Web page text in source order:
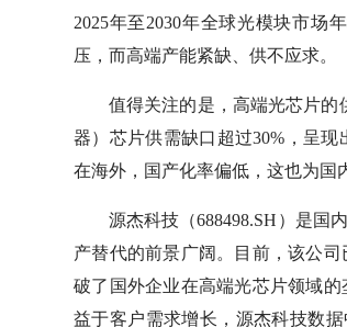
2025年至2030年全球光模块市场
压，而高端产能紧缺、供不应求。
值得关注的是，高端光芯片的
器）芯片供需缺口超过30%，呈
在海外，国产化率偏低，这也为国
源杰科技（688498.SH）是国
产替代的前景广阔。目前，该公
破了国外企业在高端光芯片领域
益于客户需求增长，源杰科技数